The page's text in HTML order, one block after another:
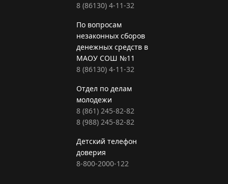
8 (86130) 4-11-32
По вопросам
незаконных сборов
денежных средств в
МАОУ СОШ №11
8 (86130) 4-11-32
Отдел по делам
молодежи
8 (861) 245-82-82
8 (988) 245-82-82
Детский телефон
доверия
8-800-2000-122